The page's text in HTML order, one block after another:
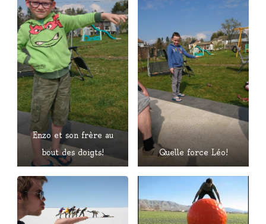
Enzo et son frère au
bout des doigts!
Quelle force Léo!